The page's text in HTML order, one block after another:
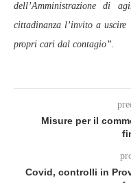
dell’Amministrazione di
cittadinanza l’invito a uscire
propri cari dal contagio”.
Misure per il
Covid, controlli in